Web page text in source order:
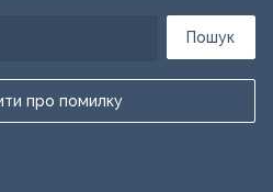
Пошук
про помилку